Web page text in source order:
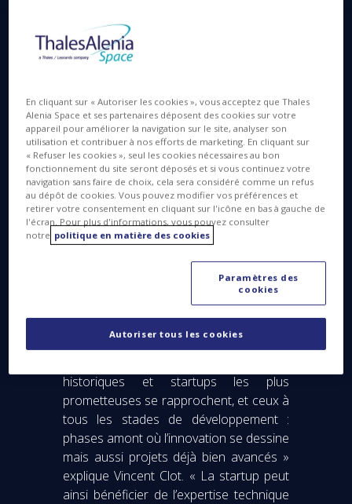
d’exister entre les industriels établis sur le marché
et les startups proposant des solutions disruptives
à même de bousculer les modèles existants.
Cependant, si ceux-ci se multiplient, tous
gage pour continuer à innover de
historiques et startups les plus
prometteuses se rapprochent, et ceux à
tous les stades de développement :
phases amont où l’innovation se dessine
mais aussi projets déjà bien avancés »
explique Vincent Clot. « La startup peut
ainsi bénéficier de l’expertise technique
En cliquant sur « Autoriser les cookies », vous acceptez que Thales
Alenia Space et ses partenaires déposent des cookies sur votre
appareil pour améliorer la navigation sur le site, analyser son
utilisation et contribuer à nos efforts de marketing. En cliquant sur
« Refuser les cookies », seul les cookies nécessaires au bon
fonctionnement du site seront déposés et si vous continuez votre
navigation sans faire de choix, cela sera considéré comme un refus
au dépôt de cookies. Vous pouvez modifier vos préférences et
retirer votre consentement en cliquant sur l'icône en bas à gauche de
l'écran. Pour plus d'informations, vous pouvez consulter
notre politique en matière des cookies
Paramètres des
cookies
Autoriser tous les cookies